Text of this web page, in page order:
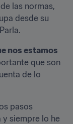
las normas,
desde su
nos estamos
que son
de lo
pasos
siempre lo he